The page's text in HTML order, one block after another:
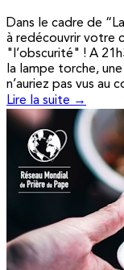
Dans le cadre de
à redécouvrir votre
"l’obscurité" ! A
la lampe torche,
n’auriez pas vus au
Lire la suite →